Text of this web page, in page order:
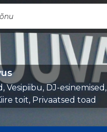
DJ-esinemised,
toit, Privaatsed toad